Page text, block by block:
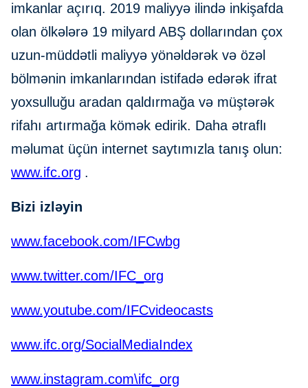
imkanlar açırıq. 2019 maliyyə ilində inkişafda
olan ölkələrə 19 milyard ABŞ dollarından çox
uzun-müddətli maliyyə yönəldərək və özəl
bölmənin imkanlarından istifadə edərək ifrat
yoxsulluğu aradan qaldırmağa və müştərək
rifahı artırmağa kömək edirik. Daha ətraflı
məlumat üçün internet saytımızla tanış olun:
www.ifc.org .
Bizi izləyin
www.facebook.com/IFCwbg
www.twitter.com/IFC_org
www.youtube.com/IFCvideocasts
www.ifc.org/SocialMediaIndex
www.instagram.com\ifc_org